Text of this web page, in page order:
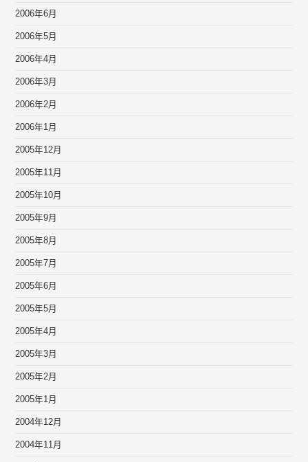
2006年6月
2006年5月
2006年4月
2006年3月
2006年2月
2006年1月
2005年12月
2005年11月
2005年10月
2005年9月
2005年8月
2005年7月
2005年6月
2005年5月
2005年4月
2005年3月
2005年2月
2005年1月
2004年12月
2004年11月